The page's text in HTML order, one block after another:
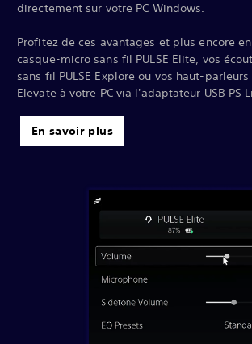
directement sur votre PC Windows.
Profitez de ces avantages et plus encore
casque-micro sans fil PULSE Elite, vos
sans fil PULSE Explore ou vos haut-parleurs
Elevate à votre PC via l'adaptateur USB PS
En savoir plus